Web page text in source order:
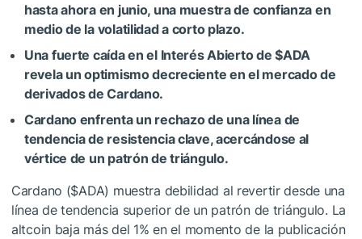
hasta ahora en junio, una muestra de confianza en
medio de la volatilidad a corto plazo.
Una fuerte caída en el Interés Abierto de$ADA
revela un optimismo decreciente en el mercado de
derivados de Cardano.
Cardano enfrenta un rechazo de una línea de
tendencia de resistencia clave, acercándose al
vértice de un patrón de triángulo.
Cardano ($ADA) muestra debilidad al revertir desde una
línea de tendencia superior de un patrón de triángulo. La
altcoin baja más del 1% en el momento de la publicación